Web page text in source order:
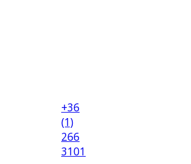
+36
(1)
266
3101